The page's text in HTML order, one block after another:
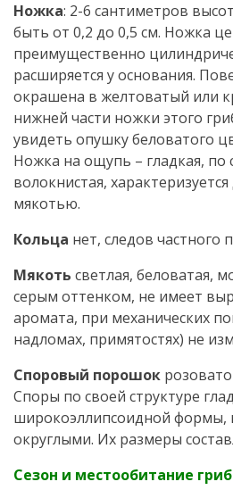
Ножка: 2-6 сантиметров
быть от 0,2 до 0,5 см. Ножка
преимущественно
расширяется у основания.
окрашена в желтоватый или
нижней части ножки этого
увидеть опушку беловатого
Ножка на ощупь – гладкая, по
волокнистая,
мякотью.
Кольца нет, следов частного
Мякоть светлая, беловатая,
серым оттенком, не имеет
аромата, при механических
надломах, примятостях) не
Споровый порошок
Споры по своей структуре
широкоэллипсоидной формы,
округлыми. Их размеры
Сезон и местообитание